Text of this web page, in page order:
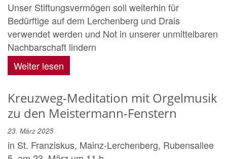
Unser Stiftungsvermögen soll weiterhin für
Bedürftige auf dem Lerchenberg und Drais
verwendet werden und Not in unserer unmittelbaren
Nachbarschaft lindern
Weiter lesen
Kreuzweg-Meditation mit Orgelmusik
zu den Meistermann-Fenstern
23. März 2025
in St. Franziskus, Mainz-Lerchenberg, Rubensallee